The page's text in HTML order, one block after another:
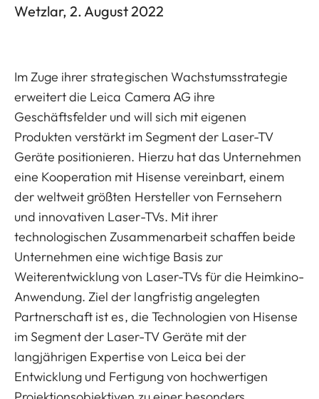
Wetzlar, 2. August 2022
Im Zuge ihrer strategischen Wachstumsstrategie
erweitert die Leica Camera AG ihre
Geschäftsfelder und will sich mit eigenen
Produkten verstärkt im Segment der Laser-TV
Geräte positionieren. Hierzu hat das Unternehmen
eine Kooperation mit Hisense vereinbart, einem
der weltweit größten Hersteller von Fernsehern
und innovativen Laser-TVs. Mit ihrer
technologischen Zusammenarbeit schaffen beide
Unternehmen eine wichtige Basis zur
Weiterentwicklung von Laser-TVs für die Heimkino-
Anwendung. Ziel der langfristig angelegten
Partnerschaft ist es, die Technologien von Hisense
im Segment der Laser-TV Geräte mit der
langjährigen Expertise von Leica bei der
Entwicklung und Fertigung von hochwertigen